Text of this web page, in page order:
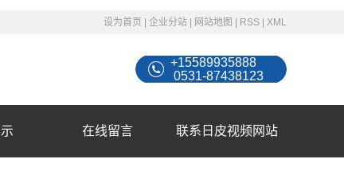
设为首页 企业分站 网站地图 RSS XML
+15589935888
0531-87438123
在线留言 联系日皮视频网站